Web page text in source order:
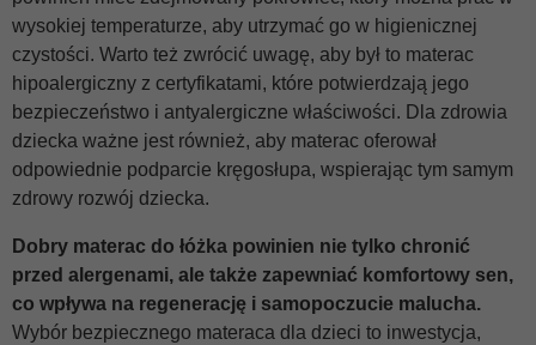
wysokiej temperaturze, aby utrzymać go w higienicznej
czystości. Warto też zwrócić uwagę, aby był to materac
hipoalergiczny z certyfikatami, które potwierdzają jego
bezpieczeństwo i antyalergiczne właściwości. Dla zdrowia
dziecka ważne jest również, aby materac oferował
odpowiednie podparcie kręgosłupa, wspierając tym samym
zdrowy rozwój dziecka.
Dobry materac do łóżka powinien nie tylko chronić
przed alergenami, ale także zapewniać komfortowy sen,
co wpływa na regenerację i samopoczucie malucha.
Wybór bezpiecznego materaca dla dzieci to inwestycja,